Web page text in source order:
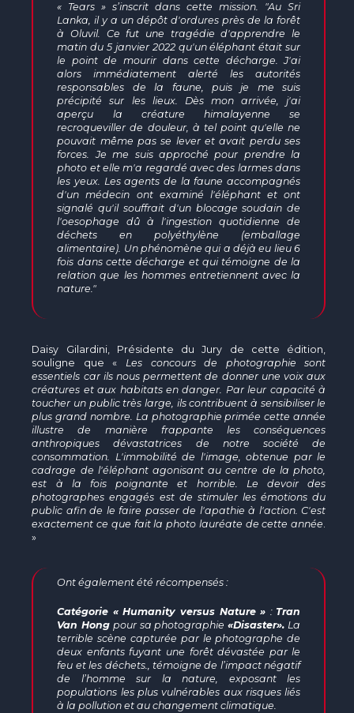
« Tears » s’inscrit dans cette mission. "Au Sri
Lanka, il y a un dépôt d'ordures près de la forêt
à Oluvil. Ce fut une tragédie d'apprendre le
matin du 5 janvier 2022 qu'un éléphant était sur
le point de mourir dans cette décharge. J'ai
alors immédiatement alerté les autorités
responsables de la faune, puis je me suis
précipité sur les lieux. Dès mon arrivée, j'ai
aperçu la créature himalayenne se
recroqueviller de douleur, à tel point qu'elle ne
pouvait même pas se lever et avait perdu ses
forces. Je me suis approché pour prendre la
photo et elle m'a regardé avec des larmes dans
les yeux. Les agents de la faune accompagnés
d'un médecin ont examiné l'éléphant et ont
signalé qu'il souffrait d'un blocage soudain de
l'oesophage dû à l'ingestion quotidienne de
déchets en polyéthylène (emballage
alimentaire). Un phénomène qui a déjà eu lieu 6
fois dans cette décharge et qui témoigne de la
relation que les hommes entretiennent avec la
nature."
Daisy Gilardini, Présidente du Jury de cette édition,
souligne que « Les concours de photographie sont
essentiels car ils nous permettent de donner une voix aux
créatures et aux habitats en danger. Par leur capacité à
toucher un public très large, ils contribuent à sensibiliser le
plus grand nombre. La photographie primée cette année
illustre de manière frappante les conséquences
anthropiques dévastatrices de notre société de
consommation. L'immobilité de l'image, obtenue par le
cadrage de l'éléphant agonisant au centre de la photo,
est à la fois poignante et horrible. Le devoir des
photographes engagés est de stimuler les émotions du
public afin de le faire passer de l'apathie à l'action. C'est
exactement ce que fait la photo lauréate de cette année.
»
Ont également été récompensés :
Catégorie « Humanity versus Nature » : Tran
Van Hongpour sa photographie «Disaster».La
terrible scène capturée par le photographe de
deux enfants fuyant une forêt dévastée par le
feu et les déchets., témoigne de l’impact négatif
de l’homme sur la nature, exposant les
populations les plus vulnérables aux risques liés
à la pollution et au changement climatique.